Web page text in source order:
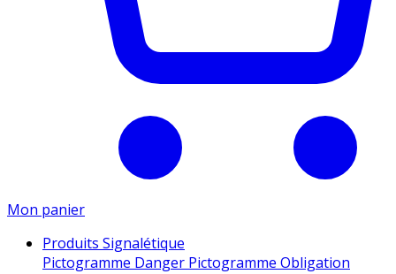
Mon panier
Produits Signalétique
Pictogramme Danger Pictogramme Obligation